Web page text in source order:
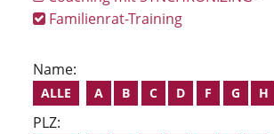
Familienrat-Training
Name:
ALLE A B C D F G H
PLZ: